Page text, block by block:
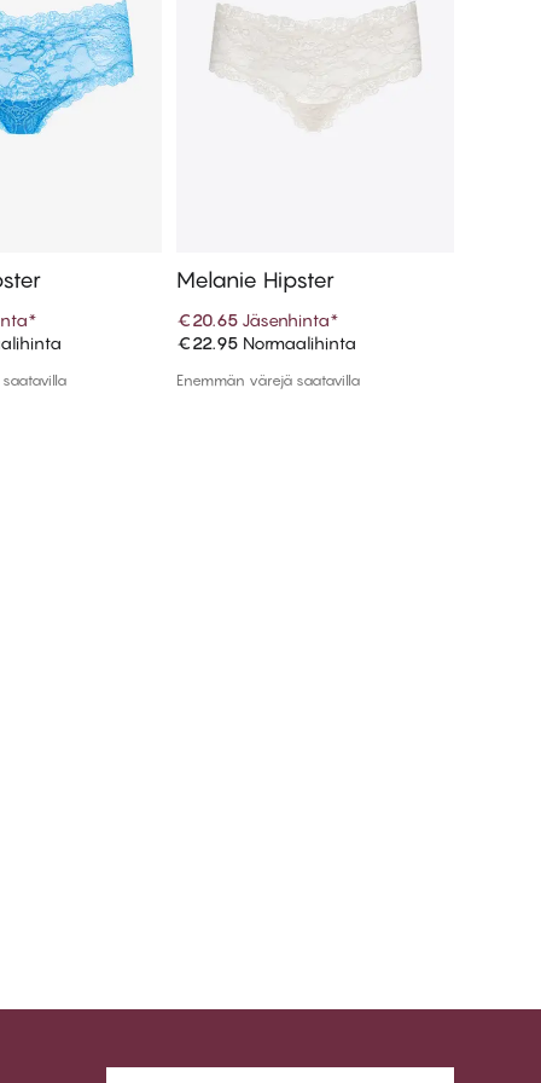
*
Lisää ostoskoriin
Melanie Hipster
€20.65 Jäsenhinta*
€22.95Normaalihinta
Enemmän värejä saatavilla